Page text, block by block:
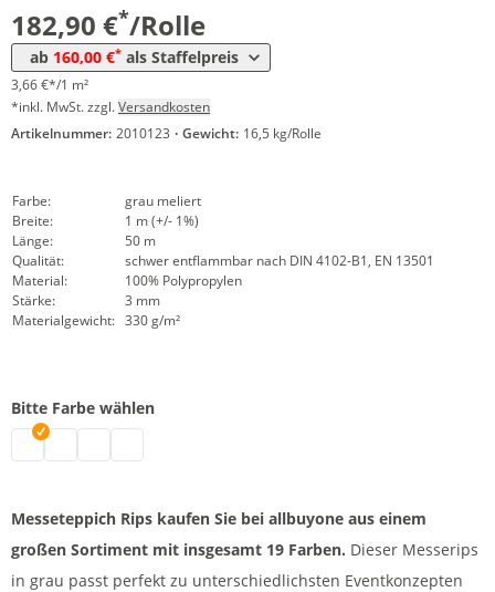
182,90 €*/Rolle
ab 160,00 €* als Staffelpreis
3,66 €*/1 m²
*inkl. MwSt. zzgl.Versandkosten
Artikelnummer: 2010123 · Gewicht: 16,5 kg/Rolle
Farbe:
grau meliert
Breite:
1 m (+/- 1%)
Länge:
50 m
Qualität:
schwer entflammbar nach DIN 4102-B1, EN 13501
Material:
100% Polypropylen
Stärke:
3 mm
Materialgewicht: 330 g/m²
Bitte Farbe wählen
Messeteppich Rips | grau meliert
VIP Teppichläufer | weiß
Messeteppich Rips kaufen Sie bei allbuyone aus einem
großen Sortiment mit insgesamt 19 Farben. Dieser Messerips
in grau passt perfekt zu unterschiedlichsten Eventkonzepten